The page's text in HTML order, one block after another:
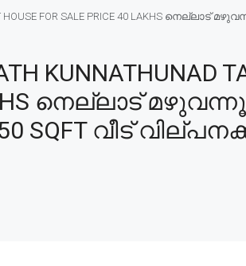
SQFT HOUSE FOR SALE PRICE 40 LAKHS
KUNNATHUNAD
LAKHS നെല്ലാട്
വീട്